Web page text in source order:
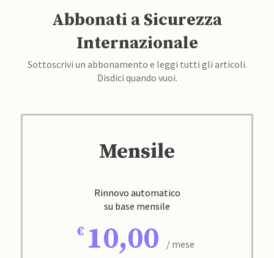
Abbonati a Sicurezza
Internazionale
Sottoscrivi un abbonamento e leggi tutti gli articoli.
Disdici quando vuoi.
Mensile
Rinnovo automatico
su base mensile
10,00 / mese